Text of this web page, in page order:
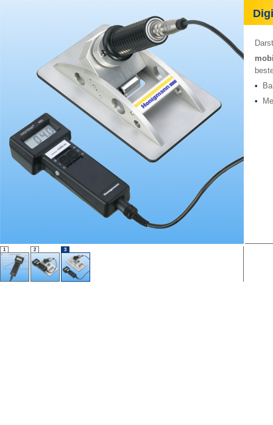
•
•
1 2 3